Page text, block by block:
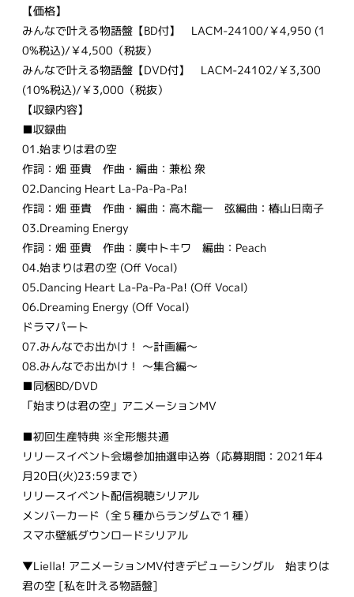
【価格】
みんなで叶える物語盤【BD付】 LACM-24100/￥4,950 (1
0%税込)/￥4,500（税抜）
みんなで叶える物語盤【DVD付】 LACM-24102/￥3,300
(10%税込)/￥3,000（税抜）
【収録内容】
■収録曲
01.始まりは君の空
作詞：畑 亜貴 作曲・編曲：兼松 衆
02.Dancing Heart La-Pa-Pa-Pa!
作詞：畑 亜貴 作曲・編曲：高木龍一 弦編曲：椿山日南子
03.Dreaming Energy
作詞：畑 亜貴 作曲：廣中トキワ 編曲：Peach
04.始まりは君の空 (Off Vocal)
05.Dancing Heart La-Pa-Pa-Pa! (Off Vocal)
06.Dreaming Energy (Off Vocal)
ドラマパート
07.みんなでお出かけ！ ～計画編～
08.みんなでお出かけ！ ～集合編～
■同梱BD/DVD
「始まりは君の空」アニメーションMV
■初回生産特典 ※全形態共通
リリースイベント会場参加抽選申込券（応募期間：2021年4
月20日(火)23:59まで）
リリースイベント配信視聴シリアル
メンバーカード（全５種からランダムで１種）
スマホ壁紙ダウンロードシリアル
▼Liella! アニメーションMV付きデビューシングル 始まりは
君の空 [私を叶える物語盤]